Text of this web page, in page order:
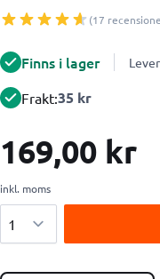
(17
Finns i lager
Frakt:35 kr
169,00 kr
inkl. moms